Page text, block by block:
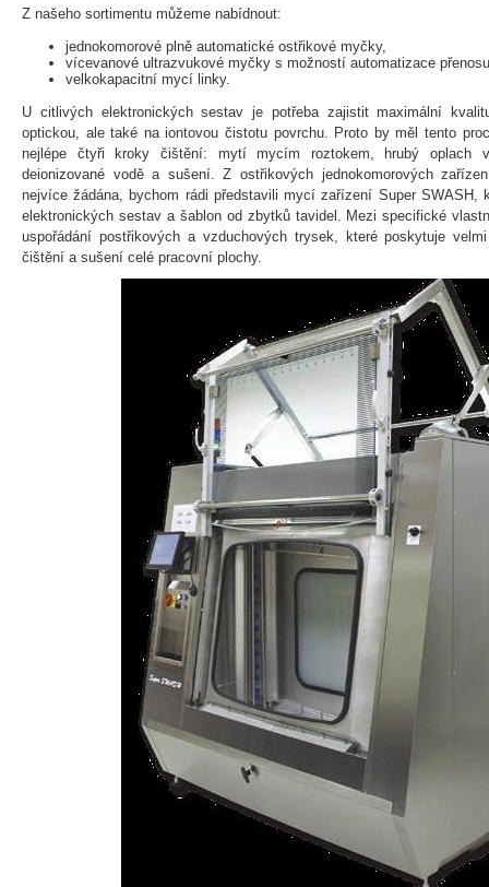
Z našeho sortimentu můžeme nabídnout:
jednokomorové plně automatické ostřikové myčky,
vícevanové ultrazvukové myčky s možností automatizace
velkokapacitní mycí linky.
U citlivých elektronických sestav je potřeba zajistit maximální
optickou, ale také na iontovou čistotu povrchu. Proto by měl tento
nejlépe čtyři kroky čištění: mytí mycím roztokem, hrubý
deionizované vodě a sušení. Z ostřikových jednokomorových
nejvíce žádána, bychom rádi představili mycí zařízení Super SWASH,
elektronických sestav a šablon od zbytků tavidel. Mezi specifické
uspořádání postřikových a vzduchových trysek, které poskytuje
čištění a sušení celé pracovní plochy.